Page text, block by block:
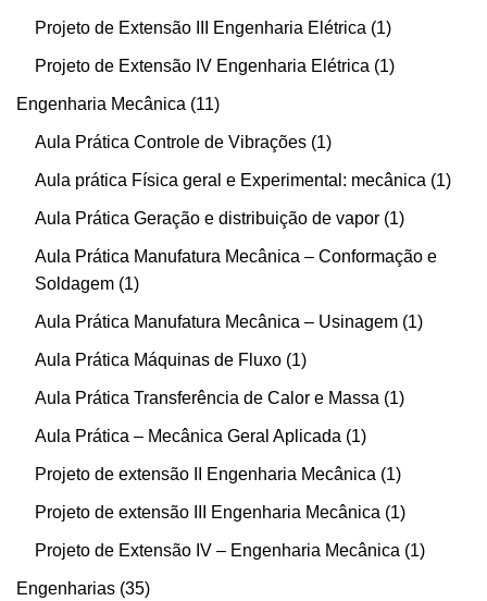
Projeto de Extensão III Engenharia Elétrica 1
Projeto de Extensão IV Engenharia Elétrica 1
Engenharia Mecânica 11
Aula Prática Controle de Vibrações 1
Aula prática Física geral e Experimental: mecânica 1
Aula Prática Geração e distribuição de vapor 1
Aula Prática Manufatura Mecânica – Conformação e
Soldagem 1
Aula Prática Manufatura Mecânica – Usinagem 1
Aula Prática Máquinas de Fluxo 1
Aula Prática Transferência de Calor e Massa 1
Aula Prática – Mecânica Geral Aplicada 1
Projeto de extensão II Engenharia Mecânica 1
Projeto de extensão III Engenharia Mecânica 1
Projeto de Extensão IV – Engenharia Mecânica 1
Engenharias 35